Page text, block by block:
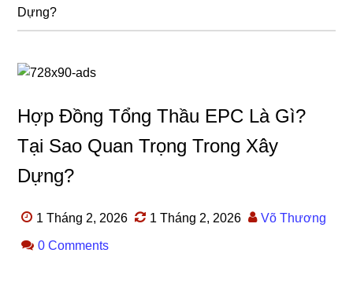
Dựng?
Hợp Đồng Tổng Thầu EPC Là Gì?
Tại Sao Quan Trọng Trong Xây
Dựng?
1 Tháng 2, 2026 1 Tháng 2, 2026 Võ Thương
0 Comments